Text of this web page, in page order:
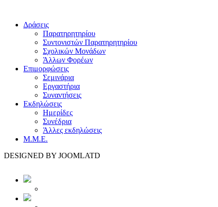
Δράσεις
Παρατηρητηρίου
Συντονιστών Παρατηρητηρίου
Σχολικών Μονάδων
Άλλων Φορέων
Επιμορφώσεις
Σεμινάρια
Εργαστήρια
Συναντήσεις
Εκδηλώσεις
Ημερίδες
Συνέδρια
Άλλες εκδηλώσεις
Μ.Μ.Ε.
DESIGNED BY JOOMLATD